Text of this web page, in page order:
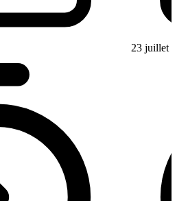
23 juillet